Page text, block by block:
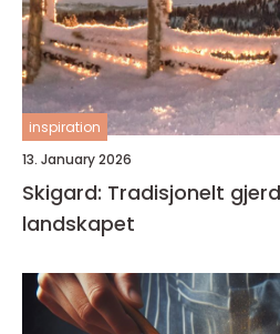
inspiration
13. January 2026
Skigard: Tradisjonelt
landskapet